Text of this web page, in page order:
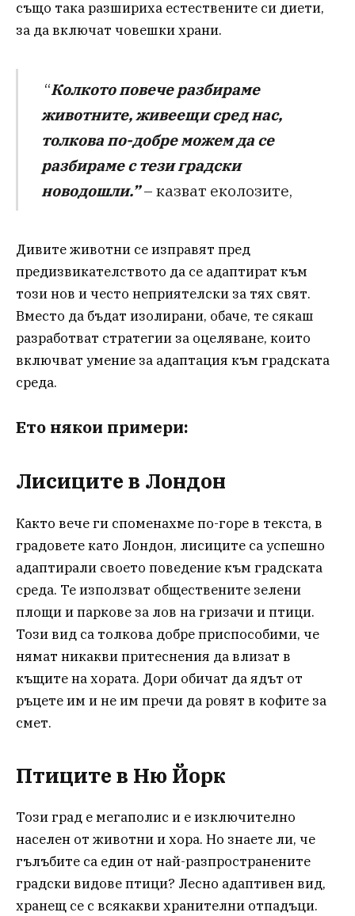
също така разшириха естествените си диети,
за да включат човешки храни.
“Колкото повече разбираме
животните, живеещи сред нас,
толкова по-добре можем да се
разбираме с тези градски
новодошли.”– казват еколозите,
Дивите животни се изправят пред
предизвикателството да се адаптират към
този нов и често неприятелски за тях свят.
Вместо да бъдат изолирани, обаче, те сякаш
разработват стратегии за оцеляване, които
включват умение за адаптация към градската
среда.
Ето някои примери:
Лисиците в Лондон
Както вече ги споменахме по-горе в текста, в
градовете като Лондон, лисиците са успешно
адаптирали своето поведение към градската
среда. Те използват обществените зелени
площи и паркове за лов на гризачи и птици.
Този вид са толкова добре приспособими, че
нямат никакви притеснения да влизат в
къщите на хората. Дори обичат да ядът от
ръцете им и не им пречи да ровят в кофите за
смет.
Птиците в Ню Йорк
Този град е мегаполис и е изключително
населен от животни и хора. Но знаете ли, че
гълъбите са един от най-разпространените
градски видове птици? Лесно адаптивен вид,
хранещ се с всякакви хранителни отпадъци.